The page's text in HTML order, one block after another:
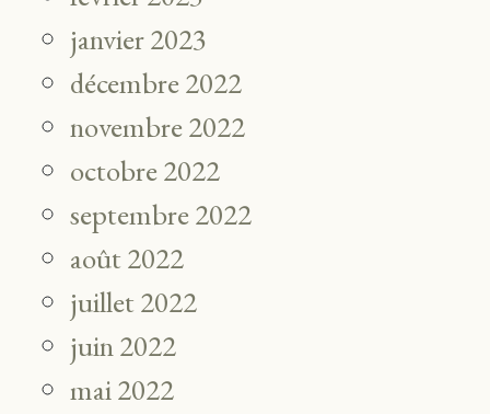
janvier 2023
décembre 2022
novembre 2022
octobre 2022
septembre 2022
août 2022
juillet 2022
juin 2022
mai 2022